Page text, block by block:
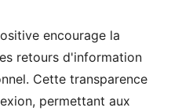
encourage la
retours d'information
Cette transparence
permettant aux